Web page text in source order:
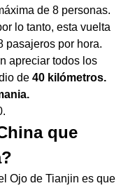
de 8 personas.
lo tanto, esta vuelta
pasajeros por hora.
apreciar todos los
de 40 kilómetros.
que
Ojo de Tianjin es que